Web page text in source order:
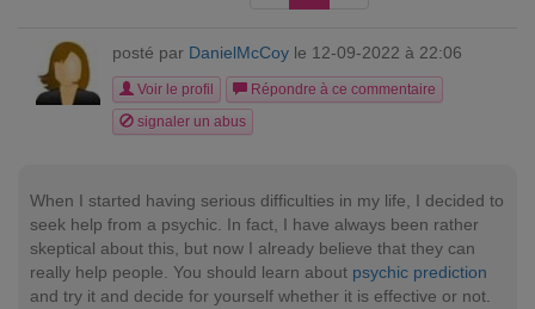
posté par DanielMcCoy le 12-09-2022 à 22:06
Voir le profil
Répondre à ce commentaire
signaler un abus
When I started having serious difficulties in my life, I decided to
seek help from a psychic. In fact, I have always been rather
skeptical about this, but now I already believe that they can
really help people. You should learn about psychic prediction
and try it and decide for yourself whether it is effective or not.